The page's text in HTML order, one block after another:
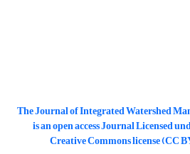
The Journal of Integrated Watershed
is an open access Journal Licensed
Creative Commons license (CC